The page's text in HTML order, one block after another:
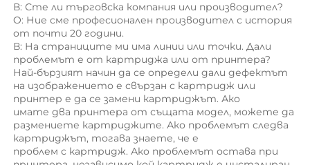
В: Сте ли търговска компания или производител?
O: Ние сме професионален производител с история
от почти 20 години.
В: На страниците ми има линии или точки. Дали
проблемът е от картриджa или от принтерa?
Най-бързият начин да се определи дали дефектът
на изображението е свързан с картридж или
принтер е да се замени картриджът. Ако
имате два принтера от същата модел, можете да
размениете картриджите. Ако проблемът следва
картриджът, тогава знаете, че е
проблем с картридж. Ако проблемът остава при